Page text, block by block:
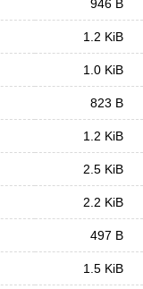
946 B
1.2 KiB
1.0 KiB
823 B
1.2 KiB
2.5 KiB
2.2 KiB
497 B
1.5 KiB